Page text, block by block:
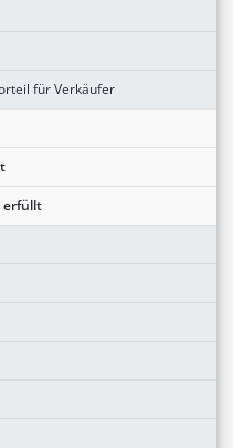
für Verkäufer
erfüllt